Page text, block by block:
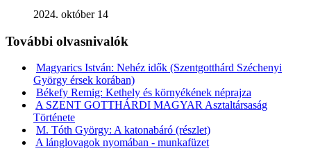
2024. október 14
További olvasnivalók
Magyarics István: Nehéz idők (Szentgotthárd Széchenyi
György érsek korában)
Békefy Remig: Kethely és környékének néprajza
A SZENT GOTTHÁRDI MAGYAR Asztaltársaság
Története
M. Tóth György: A katonabáró (részlet)
A lánglovagok nyomában - munkafüzet